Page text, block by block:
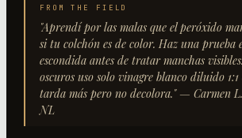
FROM THE FIELD
"Aprendí por las malas que el peróxido
si tu colchón es de color. Haz una prueba
escondida antes de tratar manchas
oscuros uso solo vinagre blanco diluido
tarda más pero no decolora."— Carmen
NL